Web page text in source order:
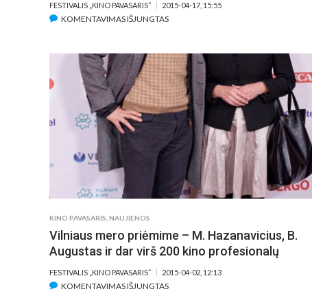
FESTIVALIS „KINO PAVASARIS“ 2015-04-17, 15:55
KOMENTAVIMAS IŠJUNGTASĮRAŠE
ĮTEIKTAS
BARBOROS
RADVILAITĖS
MEDALIS
KINO PAVASARIS NAUJIENOS
Vilniaus mero priėmime – M. Hazanavicius, B.
Augustas ir dar virš 200 kino profesionalų
FESTIVALIS „KINO PAVASARIS“ 2015-04-02, 12:13
KOMENTAVIMAS IŠJUNGTASĮRAŠE